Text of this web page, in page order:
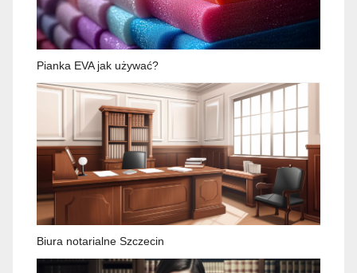
Pianka EVA jak używać?
Biura notarialne Szczecin